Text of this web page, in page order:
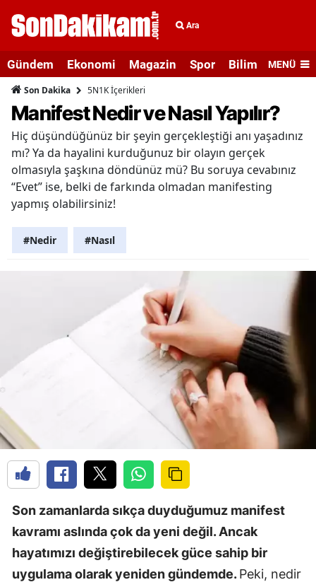
Ara
Gündem Ekonomi Magazin Spor Bilim veMENÜ
Son Dakika 5N1K İçerikleri
Manifest Nedir ve Nasıl Yapılır?
Hiç düşündüğünüz bir şeyin gerçekleştiği anı yaşadınız
mı? Ya da hayalini kurduğunuz bir olayın gerçek
olmasıyla şaşkına döndünüz mü? Bu soruya cevabınız
“Evet” ise, belki de farkında olmadan manifesting
yapmış olabilirsiniz!
#Nedir #Nasıl
Son zamanlarda sıkça duyduğumuz manifest
kavramı aslında çok da yeni değil. Ancak
hayatımızı değiştirebilecek güce sahip bir
uygulama olarak yeniden gündemde.Peki, nedir